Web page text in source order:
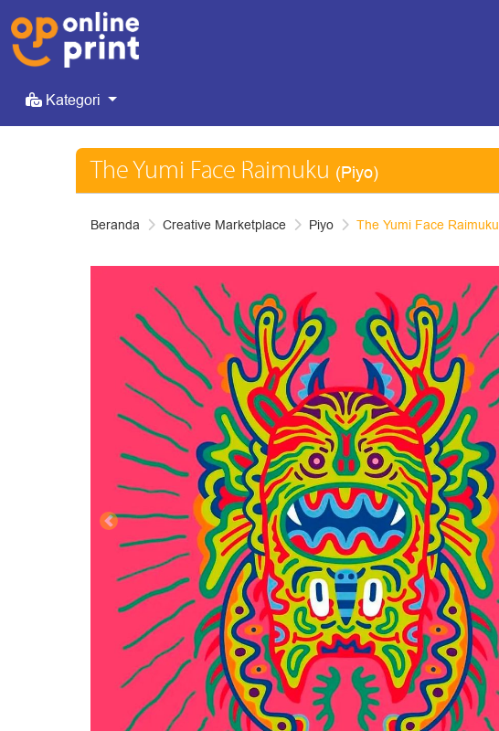
Kategori
Kategori
The Yumi Face Raimuku (Piyo)
Beranda Creative Marketplace Piyo The Yumi Face Raimuku